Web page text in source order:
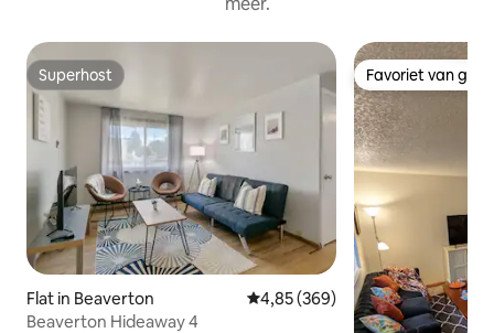
Superhost
Superhost
Flat in Beaverton Gemiddelde beoordeling van
4,85 (369)
Beaverton Hideaway 4
Favoriet van
Favoriet van